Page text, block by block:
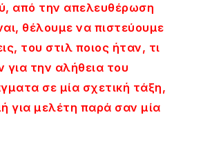
από την απελευθέρωση
θέλουμε να πιστεύουμε
του στιλ ποιος ήταν, τι
για την αλήθεια του
σε μία σχετική τάξη,
για μελέτη παρά σαν μία